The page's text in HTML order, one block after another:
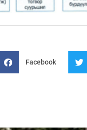
Facebook